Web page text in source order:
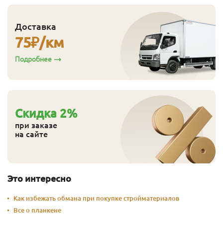
Доставка
75₽/км
Подробнее
Cкидка 2%
при заказе
на сайте
Это интересно
Как избежать обмана при покупке стройматериалов
Все о планкене